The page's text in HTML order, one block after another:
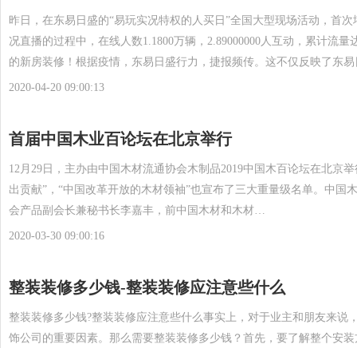
昨日，在东易日盛的“易玩实况特权的人买日”全国大型现场活动，首
况直播的过程中，在线人数1.1800万辆，2.89000000人互动，累计流
的新房装修！根据疫情，东易日盛行力，捷报频传。这不仅反映了东
2020-04-20 09:00:13
首届中国木业百论坛在北京举行
12月29日，主办由中国木材流通协会木制品2019中国木百论坛在北京
出贡献”，“中国改革开放的木材领袖”也宣布了三大重量级名单。中
会产品副会长兼秘书长李嘉丰，前中国木材和木材…
2020-03-30 09:00:16
整装装修多少钱-整装装修应注意些什么
整装装修多少钱?整装装修应注意些什么事实上，对于业主和朋友来
饰公司的重要因素。那么需要整装装修多少钱？首先，要了解整个安